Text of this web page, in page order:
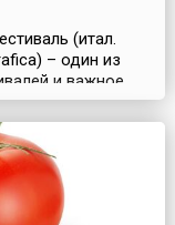
(итал.
– один из
и важное
на острове
Фестиваль
итальянского
прер...